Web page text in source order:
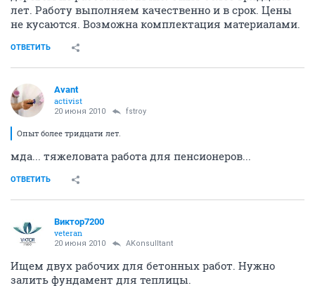
лет. Работу выполняем качественно и в срок. Цены
не кусаются. Возможна комплектация материалами.
ОТВЕТИТЬ
Avant
activist
20 июня 2010 fstroy
Опыт более тридцати лет.
мда... тяжеловата работа для пенсионеров...
ОТВЕТИТЬ
Виктор7200
veteran
20 июня 2010 AKonsulltant
Ищем двух рабочих для бетонных работ. Нужно
залить фундамент для теплицы.